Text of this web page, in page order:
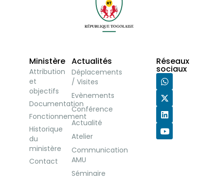
Ministère
Attribution
et
objectifs
Documentation
Fonctionnement
Historique
du
ministère
Contact
Actualités
Déplacements
/ Visites
Evènements
Conférence
Actualité
Atelier
Communication
AMU
Séminaire
Réseaux
sociaux